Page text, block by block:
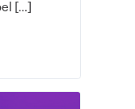
[…]